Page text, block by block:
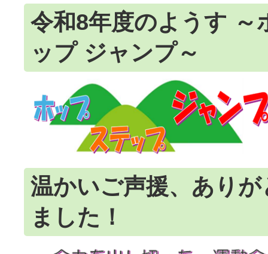
令和8年度のようす ～
ップ ジャンプ～
温かいご声援、あり
ました！